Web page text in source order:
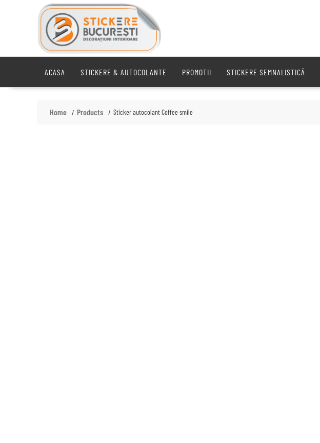
ACASA STICKERE & AUTOCOLANTE PROMOTII STICKERE SEMNALISTICĂ
Home Products Sticker autocolant Coffee smile